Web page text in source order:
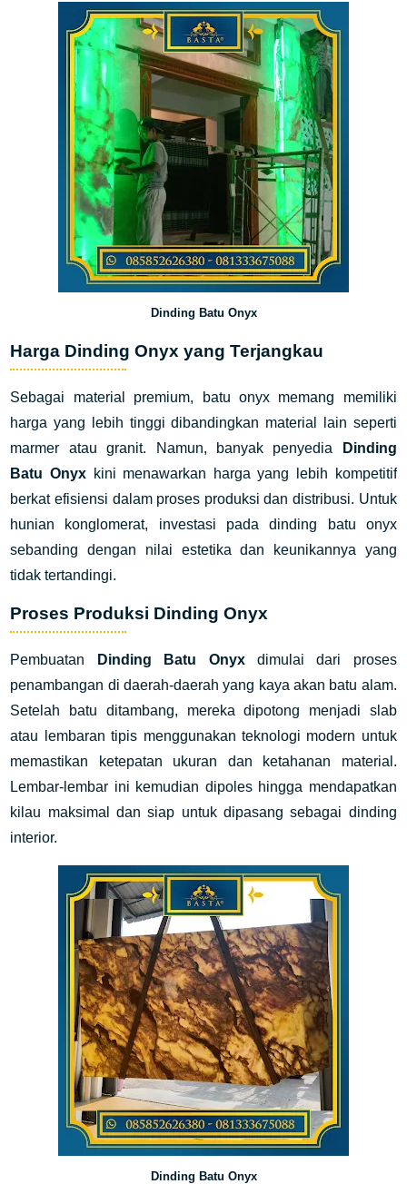
Dinding Batu Onyx
Harga Dinding Onyx yang Terjangkau
Sebagai material premium, batu onyx memang memiliki
harga yang lebih tinggi dibandingkan material lain seperti
marmer atau granit. Namun, banyak penyedia
Dinding
Batu Onyxkini menawarkan harga yang lebih kompetitif
berkat efisiensi dalam proses produksi dan distribusi. Untuk
hunian konglomerat, investasi pada dinding batu onyx
sebanding dengan nilai estetika dan keunikannya yang
tidak tertandingi.
Proses Produksi Dinding Onyx
Pembuatan Dinding Batu Onyxdimulai dari proses
penambangan di daerah-daerah yang kaya akan batu alam.
Setelah batu ditambang, mereka dipotong menjadi slab
atau lembaran tipis menggunakan teknologi modern untuk
memastikan ketepatan ukuran dan ketahanan material.
Lembar-lembar ini kemudian dipoles hingga mendapatkan
kilau maksimal dan siap untuk dipasang sebagai dinding
interior.
Dinding Batu Onyx